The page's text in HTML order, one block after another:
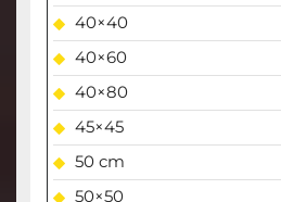
40×40
40×60
40×80
45×45
50 cm
50×50